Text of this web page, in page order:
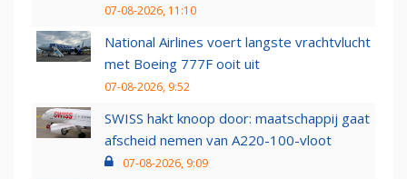
07-08-2026, 11:10
National Airlines voert langste vrachtvlucht
met Boeing 777F ooit uit
07-08-2026, 9:52
SWISS hakt knoop door: maatschappij gaat
afscheid nemen van A220-100-vloot
07-08-2026, 9:09